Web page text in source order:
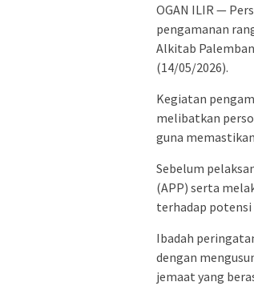
OGAN ILIR —
pengamanan
Alkitab
(14/05/2026).
Kegiatan
melibatkan
guna
Sebelum
(APP) serta
terhadap
Ibadah
dengan
jemaat yang